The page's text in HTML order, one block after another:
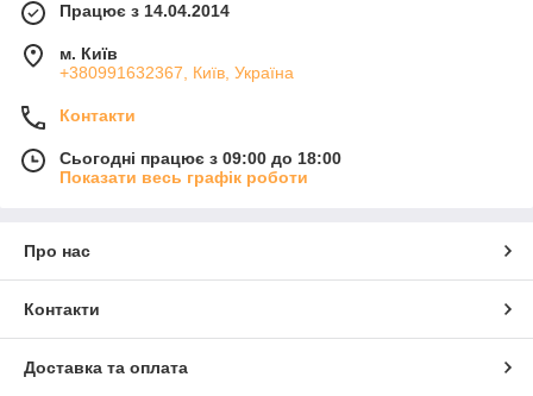
Працює з 14.04.2014
м. Київ
+380991632367, Київ, Україна
Контакти
Сьогодні працює з 09:00 до 18:00
Показати весь графік роботи
Про нас
Контакти
Доставка та оплата